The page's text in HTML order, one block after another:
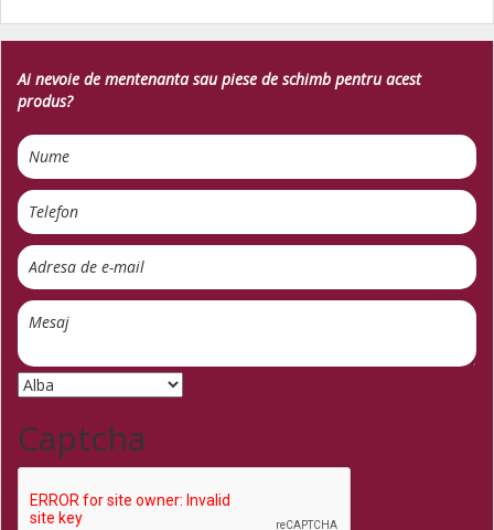
Ai nevoie de mentenanta sau piese de schimb pentru acest
produs?
Captcha